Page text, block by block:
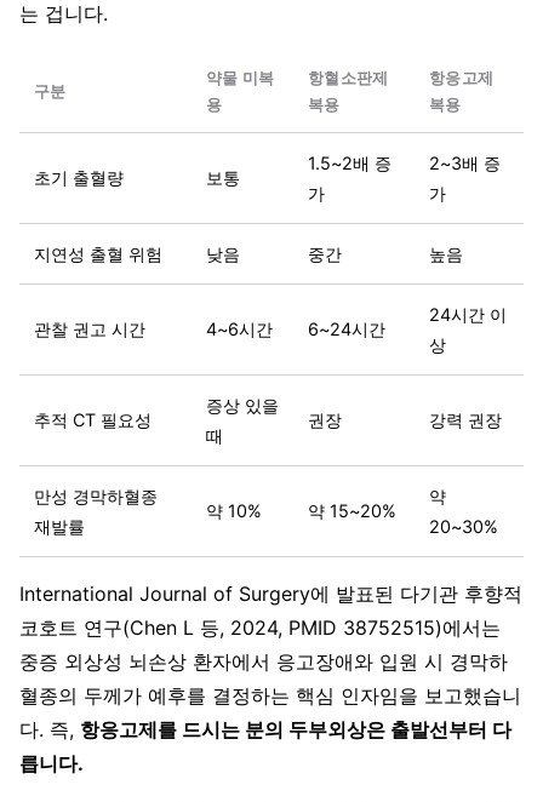
는 겁니다.
구분
약물 미복
용
항혈소판제
복용
항응고제
복용
초기 출혈량 보통
1.5~2배 증
가
2~3배 증
가
지연성 출혈 위험 낮음 중간 높음
관찰 권고 시간 4~6시간 6~24시간
24시간 이
상
추적 CT 필요성
증상 있을
때
권장 강력 권장
만성 경막하혈종
재발률
약 10% 약 15~20%
약
20~30%
International Journal of Surgery에 발표된 다기관 후향적
코호트 연구(Chen L 등, 2024, PMID 38752515)에서는
중증 외상성 뇌손상 환자에서 응고장애와 입원 시 경막하
혈종의 두께가 예후를 결정하는 핵심 인자임을 보고했습니
다. 즉, 항응고제를 드시는 분의 두부외상은 출발선부터 다
릅니다.